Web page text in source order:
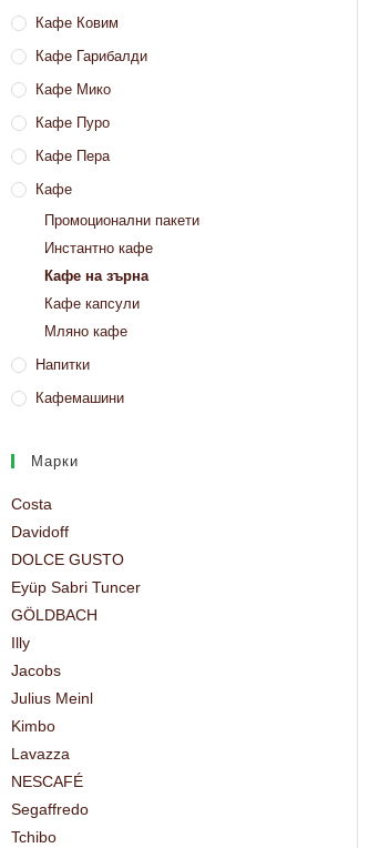
Кафе Ковим
Кафе Гарибалди
Кафе Мико
Кафе Пуро
Кафе Пера
Кафе
Промоционални пакети
Инстантно кафе
Кафе на зърна
Кафе капсули
Мляно кафе
Напитки
Кафемашини
Марки
Costa
Davidoff
DOLCE GUSTO
Eyüp Sabri Tuncer
GÖLDBACH
Illy
Jacobs
Julius Meinl
Kimbo
Lavazza
NESCAFÉ
Segaffredo
Tchibo